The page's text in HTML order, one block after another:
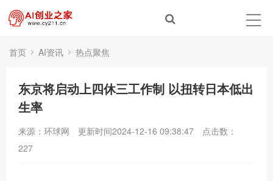
首页 AI资讯 热点聚焦
东京将启动上四休三工作制 以扭转日本低出
生率
来源：环球网 更新时间2024-12-16 09:38:47
点击数：
227